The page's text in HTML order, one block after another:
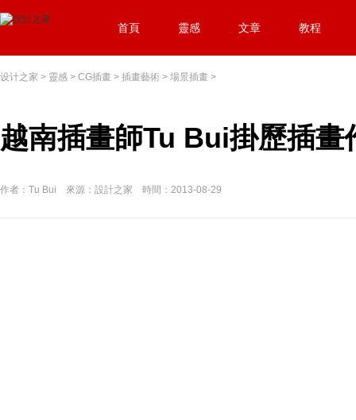
首頁 靈感 文章 教程
设计之家 > 靈感 > CG插畫 > 插畫藝術 > 場景插畫 >
越南插畫師Tu Bui掛歷插畫
作者：Tu Bui 來源：設計之家 時間：2013-08-29